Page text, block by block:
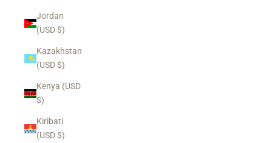
Jordan
(USD $)
Kazakhstan
(USD $)
Kenya (USD
$)
Kiribati
(USD $)